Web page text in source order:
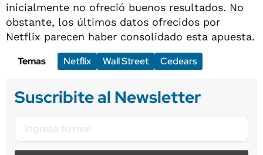
inicialmente no ofreció buenos resultados. No
obstante, los últimos datos ofrecidos por
Netflix parecen haber consolidado esta apuesta.
Temas
Netflix Wall Street Cedears
Suscribite al Newsletter